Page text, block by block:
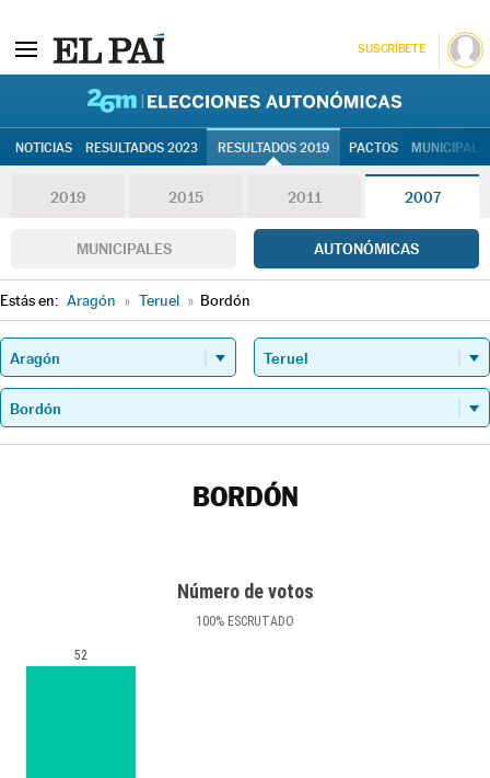
SUSCRÍBETE
NOTICIAS RESULTADOS 2023 RESULTADOS 2019 PACTOS
2019 2015 2011 2007
MUNICIPALES AUTONÓMICAS
Estás en: Aragón » Teruel » Bordón
BORDÓN
Número de votos
100% ESCRUTADO
52